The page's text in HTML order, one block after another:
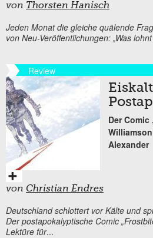
von Thorsten Hanisch
Jeden Monat die gleiche quälende
von Neu-Veröffentlichungen: „Was
Review
Der
Alexander
von Christian Endres
Deutschland schlottert vor Kälte und
Der postapokalyptische Comic
Lektüre für...